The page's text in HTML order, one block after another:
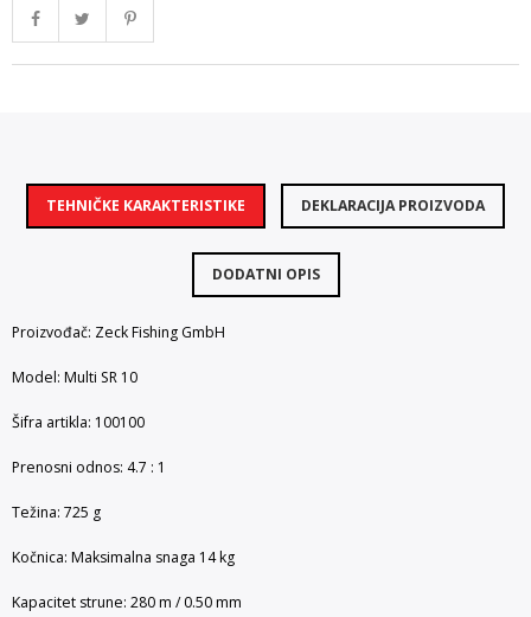
TEHNIČKE KARAKTERISTIKE DEKLARACIJA PROIZVODA
DODATNI OPIS
Proizvođač: Zeck Fishing GmbH
Model: Multi SR 10
Šifra artikla: 100100
Prenosni odnos: 4.7 : 1
Težina: 725 g
Kočnica: Maksimalna snaga 14 kg
Kapacitet strune: 280 m / 0.50 mm